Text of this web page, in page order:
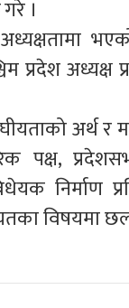
।
प्रदेश अध्यक्ष
अर्थ र
पक्ष,
निर्माण
विषयमा